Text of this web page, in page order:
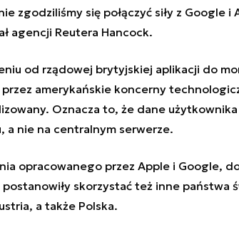
zgodziliśmy się połączyć siły z Google
agencji Reutera Hancock.
od rządowej brytyjskiej aplikacji do
amerykańskie koncerny
Oznacza to, że dane
a nie na centralnym serwerze.
opracowanego przez Apple i Google,
skorzystać też inne państwa
a także Polska.